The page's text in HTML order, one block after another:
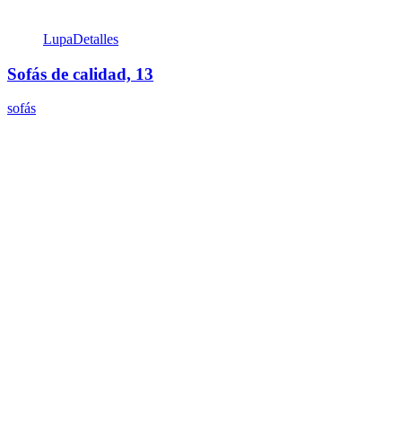
LupaDetalles
Sofás de calidad, 13
sofás